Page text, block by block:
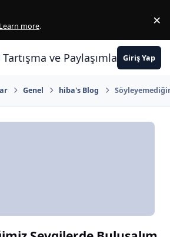
Learn more. ×
Tartışma ve PaylaşımlarınGiriş Yap
Genel hiba's Blog